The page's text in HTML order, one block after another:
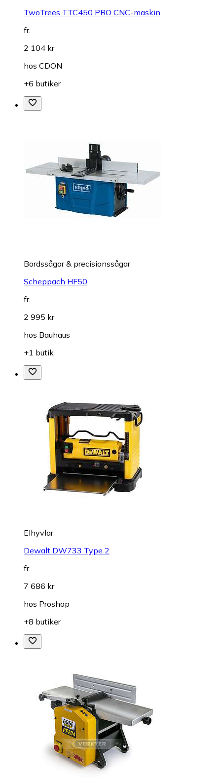
TwoTrees TTC450 PRO CNC-maskin
fr.
2 104 kr
hos CDON
+6 butiker
Bordssågar & precisionssågar
Scheppach HF50
fr.
2 995 kr
hos Bauhaus
+1 butik
Elhyvlar
Dewalt DW733 Type 2
fr.
7 686 kr
hos Proshop
+8 butiker